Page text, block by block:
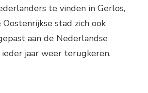
te vinden in Gerlos,
stad zich ook
aan de Nederlandse
ieder jaar weer terugkeren.